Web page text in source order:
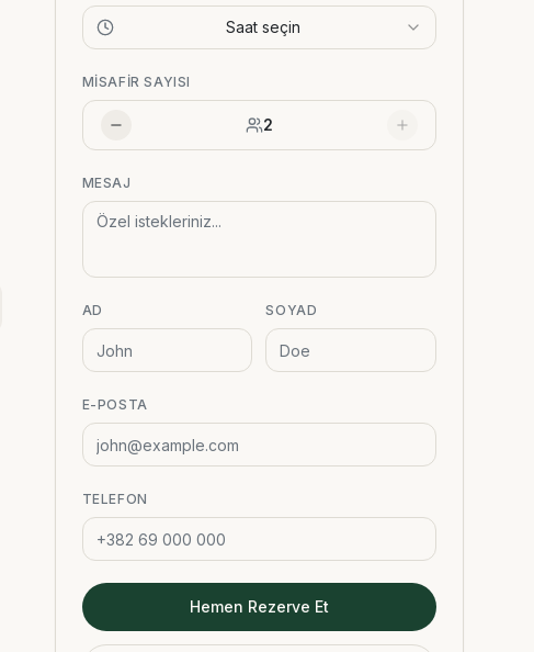
Saat seçin
MISAFIR SAYISI
2
MESAJ
AD SOYAD
E-POSTA
TELEFON
Hemen Rezerve Et